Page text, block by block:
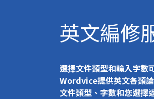
英文編修
選擇文件類型和輸入字數
Wordvice提供英文各類
文件類型、字數和您選擇